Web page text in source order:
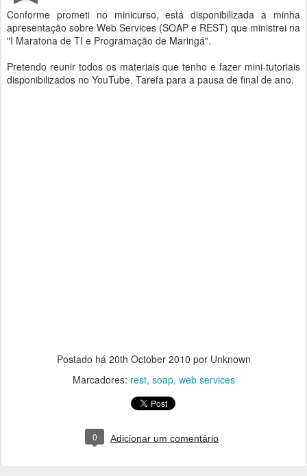
Conforme prometi no minicurso, está disponibilizada a minha
apresentação sobre Web Services (SOAP e REST) que ministrei na
"I Maratona de TI e Programação de Maringá".
Pretendo reunir todos os materiais que tenho e fazer mini-tutoriais
disponibilizados no YouTube. Tarefa para a pausa de final de ano.
Postado há 20th October 2010 por Unknown
Marcadores: rest soap web services
0 Adicionar um comentário